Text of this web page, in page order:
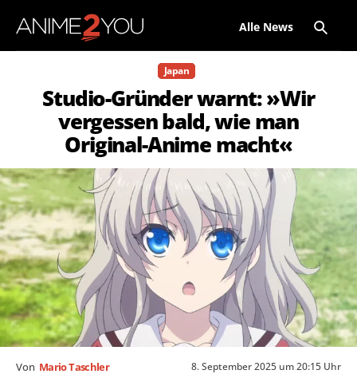
Alle News
Japan
Studio-Gründer warnt: »Wir
vergessen bald, wie man
Original-Anime macht«
8. September 2025 um 20:15 Uhr
Von Mario Taschler